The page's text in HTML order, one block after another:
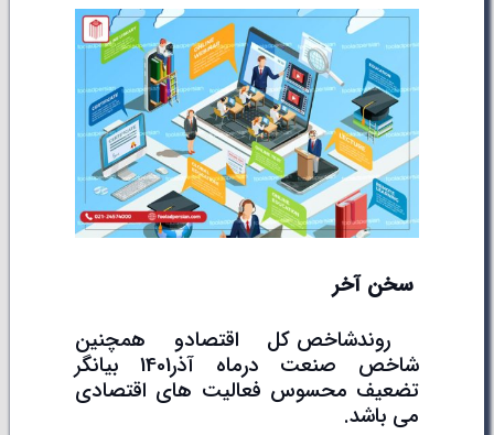
سخن آخر
روندشاخص کل اقتصادو همچنین
شاخص صنعت درماه آذر1401 بیانگر
تضعیف محسوس فعالیت های اقتصادی
می باشد.